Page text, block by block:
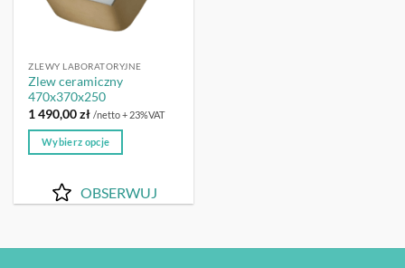
ZLEWY LABORATORYJNE
Zlew ceramiczny
470x370x250
1 490,00zł /netto + 23%VAT
Wybierz opcje
produkt
ma
OBSERWUJ